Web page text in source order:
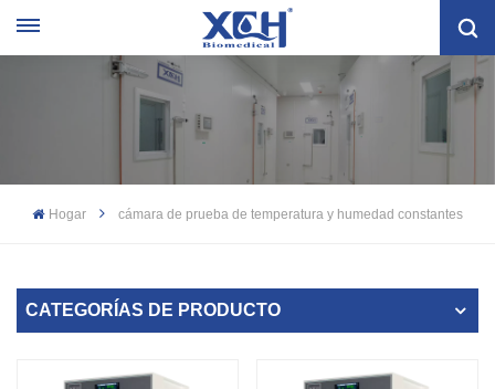
Hogar cámara de prueba de temperatura y humedad constantes
CATEGORÍAS DE PRODUCTO